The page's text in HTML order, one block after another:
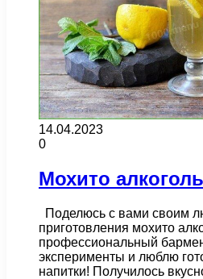
14.04.2023
0
Мохито
Поделюсь с вами своим
приготовления мохито
профессиональный
эксперименты и люблю
напитки! Получилось